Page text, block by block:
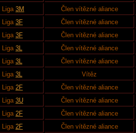
Liga 3M
Člen vítězné aliance
Liga 3F
Člen vítězné aliance
Liga 3F
Člen vítězné aliance
Liga 3L
Člen vítězné aliance
Liga 3L
Člen vítězné aliance
Liga 3L
Vítěz
Liga 2F
Člen vítězné aliance
Liga 3U
Člen vítězné aliance
Liga 2F
Člen vítězné aliance
Liga 2F
Člen vítězné aliance